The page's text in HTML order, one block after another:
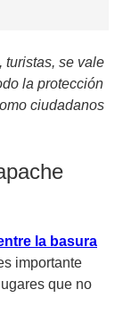
turistas, se vale
la protección
ciudadanos
la basura
importante
que no